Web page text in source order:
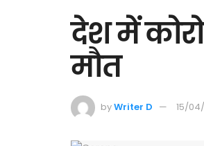
देश में
मौत
byWriter D 15/